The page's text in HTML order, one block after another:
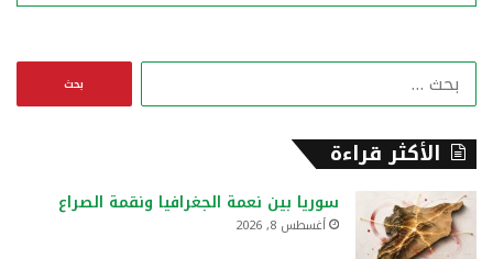
ن
الأكثر قراءة
سوريا بين نعمة الجغرافيا ونقمة الصراع
أغسطس 8, 2026